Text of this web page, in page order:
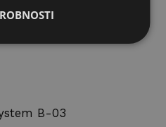
B-03